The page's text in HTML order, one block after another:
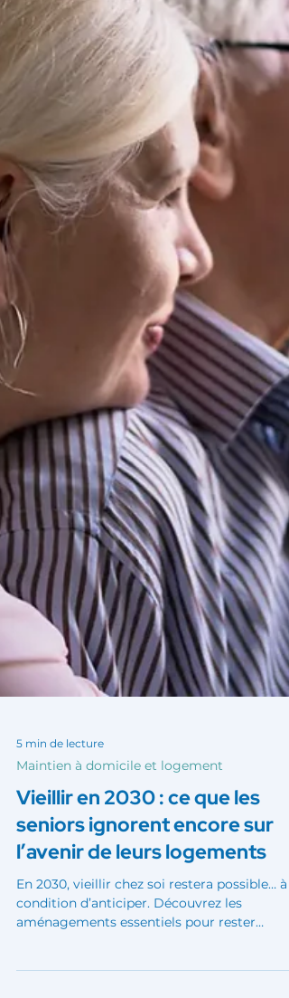
Maintien à domicile et logement
Vieillir en 2030 : ce que les
seniors ignorent encore sur
l’avenir de leurs logements
En 2030, vieillir chez soi restera possible… à
autonome et en sécurité chez soi.